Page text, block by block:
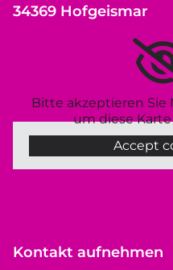
34369 Hofgeismar
Bitte akzeptieren Sie
um diese
Accept
Kontakt aufnehmen